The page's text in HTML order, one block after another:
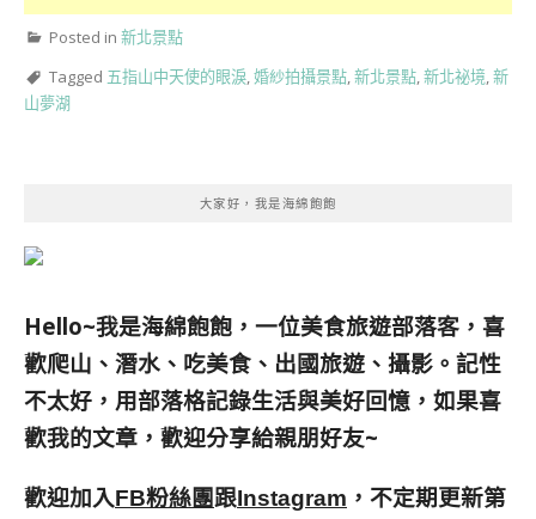
Posted in 新北景點
Tagged 五指山中天使的眼淚,婚紗拍攝景點,新北景點,新北祕境,新
山夢湖
大家好，我是海綿飽飽
Hello~我是海綿飽飽，一位美食旅遊部落客， 喜
歡爬山、潛水、吃美食、出國旅遊、攝影。 記性
不太好，用部落格記錄生活與美好回憶， 如果喜
歡我的文章，歡迎分享給親朋好友~
歡迎加入FB粉絲團跟Instagram ，不定期更新第